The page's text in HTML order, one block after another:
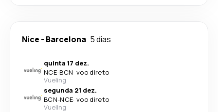
Nice - Barcelona 5 dias
quinta 17 dez.
NCE-BCN· voo direto
Vueling
segunda 21 dez.
BCN-NCE· voo direto
Vueling